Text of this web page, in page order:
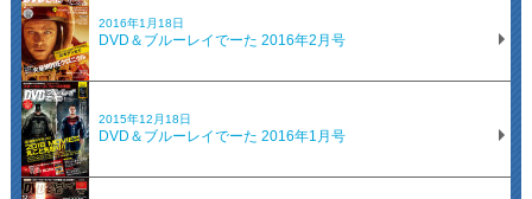
2016年1月18日
DVD＆ブルーレイでーた 2016年2月号
2015年12月18日
DVD＆ブルーレイでーた 2016年1月号